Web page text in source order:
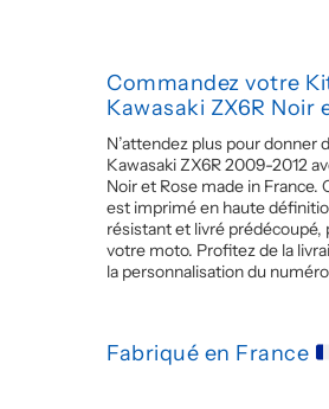
Commandez votre
Kawasaki ZX6R Noir
N’attendez plus pour donner
Kawasaki ZX6R 2009-2012
Noir et Rose made in France.
est imprimé en haute
résistant et livré
votre moto. Profitez de la
la personnalisation du
Fabriqué en France